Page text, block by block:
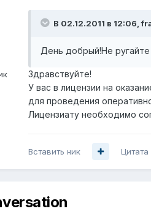
В 02.12.2011 в 12:06,
День добрый!Не
Здравствуйте!
У вас в лицензии на
для проведения
Лицензиату необходимо
Вставить ник Цитата